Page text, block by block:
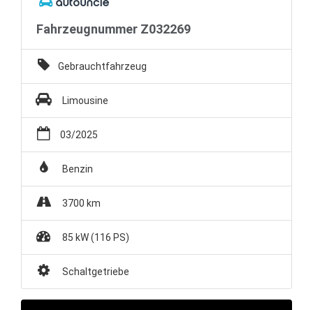
Kaufpreisschutz
/ KFZ-
Versicherung
Fahrzeugnummer Z032269
Gebrauchtfahrzeug
Limousine
03/2025
Benzin
3700 km
85 kW (116 PS)
Schaltgetriebe